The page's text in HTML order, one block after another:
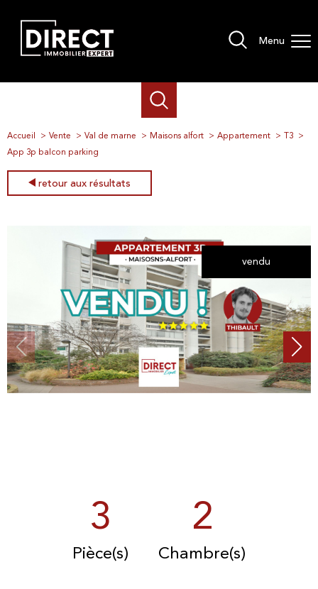
Menu
Accueil Vente Val de marne Maisons alfort Appartement
T3
App 3p balcon parking
retour aux résultats
vendu
3
Pièce(s)
2
Chambre(s)